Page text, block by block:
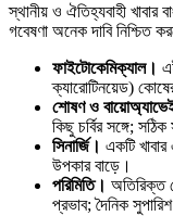
স্থানীয় ও ঐতিহ্যবাহী খাবার
গবেষণা অনেক দাবি নিশ্চিত
ফাইটোকেমিক্যাল।
ক্যারোটিনয়েড)
শোষণ ও
কিছু চর্বির সঙ্গে;
সিনার্জি। একটি
উপকার বাড়ে।
পরিমিতি। অতিরিক্ত
প্রভাব; দৈনিক